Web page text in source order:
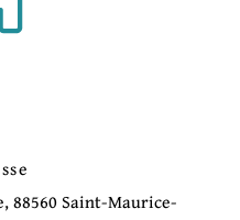
88560 Saint-Maurice-